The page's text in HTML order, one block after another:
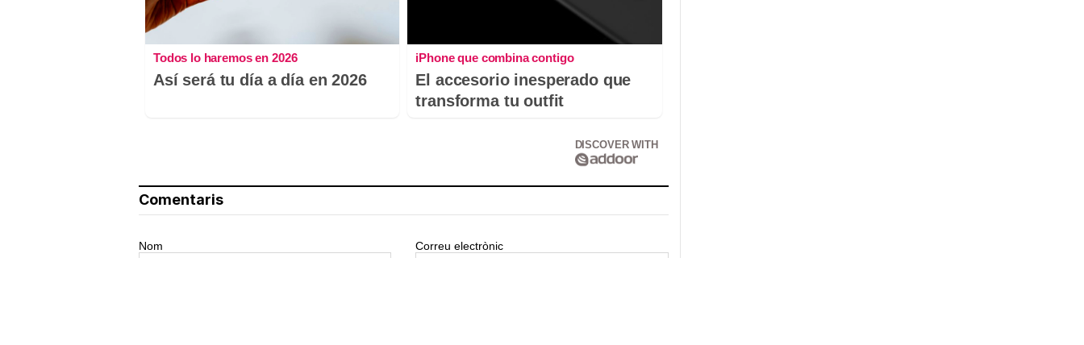
Todos lo haremos en 2026
Así será tu día a día en 2026
iPhone que combina contigo
El accesorio inesperado que
transforma tu outfit
DISCOVER WITH
Comentaris
Nom Correu electrònic